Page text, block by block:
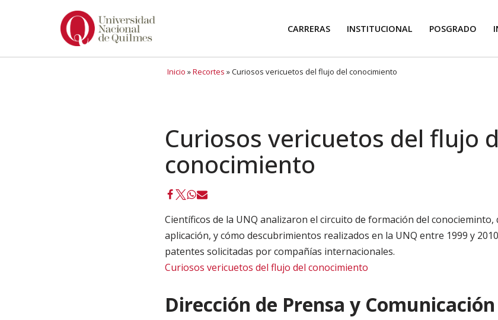
CARRERAS INSTITUCIONAL POSGRADO
Inicio »Recortes »Curiosos vericuetos del flujo del conocimiento
Curiosos vericuetos del flujo
conocimiento
Científicos de la UNQ analizaron el circuito de formación del conocieminto,
aplicación, y cómo descubrimientos realizados en la UNQ entre 1999 y
patentes solicitadas por compañías internacionales.
Curiosos vericuetos del flujo del conocimiento
Dirección de Prensa y